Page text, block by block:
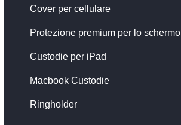
Cover per cellulare
Protezione premium per lo schermo
Custodie per iPad
Macbook Custodie
Ringholder